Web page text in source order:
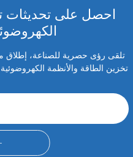
احصل على تحديثات
تلقى رؤى حصرية للصناعة، إطلاق
تخزين الطاقة والأنظمة